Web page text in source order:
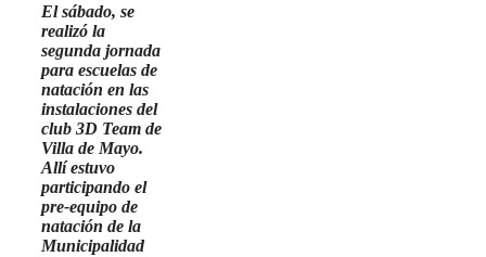
El sábado, se
realizó la
segunda jornada
para escuelas de
natación en las
instalaciones del
club 3D Team de
Villa de Mayo.
Allí estuvo
participando el
pre-equipo de
natación de la
Municipalidad